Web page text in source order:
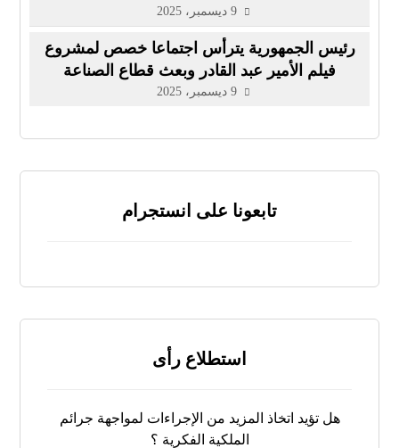
9 ديسمبر، 2025
رئيس الجمهورية يترأس اجتماعا خصص لمشروع
فيلم الأمير عبد القادر وبعث قطاع الصناعة
السينماتوغرافية
9 ديسمبر، 2025
تابعونا على انستجرام
استطلاع رأى
هل تؤيد اتخاذ المزيد من الإجراءات لمواجهة جرائم
الملكية الفكرية ؟